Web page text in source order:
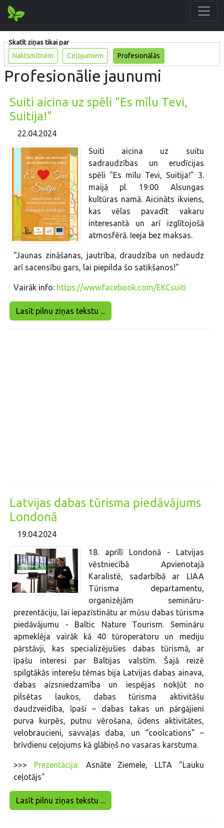
Skatīt ziņas tikai par
Naktsmītnēm
Ceļojumiem Profesionālās
Profesionālie jaunumi
Suiti aicina uz spēli "Es mīlu Tevi,
Suitija!"
22.04.2024
Suiti aicina uz suitu
sadraudzības un erudīcijas
spēli "Es mīlu Tevi, Suitija!" 3.
maijā pl. 19:00 Alsungas
kultūras namā. Aicināts ikviens,
kas vēlas pavadīt vakaru
interesantā un arī izglītojošā
atmosfērā. Ieeja bez maksas.
"Jaunas zināšanas, jautrība, draudzība un nedaudz
arī sacensību gars, lai piepilda šo satikšanos!"
Vairāk info: https://www.facebook.com/EKCsuiti
Lasīt pilnu ziņas tekstu ...
Latvijas dabas tūrisma piedāvājums
Londonā
19.04.2024
18. aprīlī Londonā - Latvijas
vēstniecībā Apvienotajā
Karalistē, sadarbībā ar LIAA
Tūrisma departamentu,
organizējām semināru-
prezentāciju, lai iepazīstinātu ar mūsu dabas tūrisma
piedāvājumu - Baltic Nature Tourism. Semināru
apmeklēja vairāk kā 40 tūroperatoru un mediju
pārstāvji, kas specializējušies dabas tūrismā, ar
īpašu interesi par Baltijas valstīm. Šajā reizē
spilgtākās interešu tēmas bija Latvijas dabas ainava,
dabas aizsniedzamība un iespējas nokļūt no
pilsētas laukos, dabas tūrisma aktivitāšu
daudzveidība, īpaši – dabas takas un pārgājieni
purva kurpēs, putnu vērošana, ūdens aktivitātes,
velobraucieni, savvaļas daba, un “coolcations” –
brīvdienu ceļojums kā glābiņš no vasaras karstuma.
>>> Prezentācija:Asnāte Ziemele, LLTA "Lauku
ceļotājs"
Lasīt pilnu ziņas tekstu ...